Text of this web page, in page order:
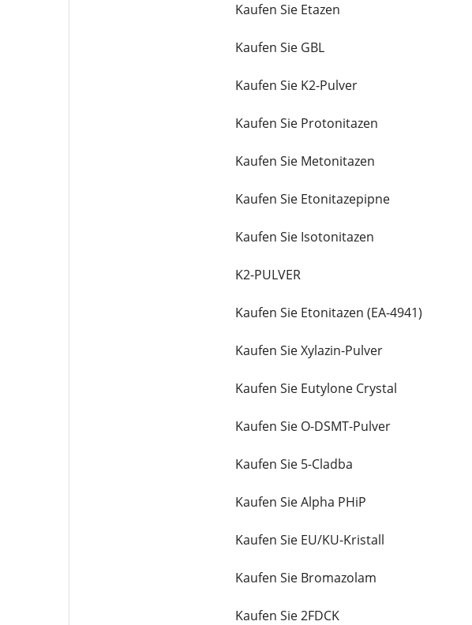
Kaufen Sie Etazen
Kaufen Sie GBL
Kaufen Sie K2-Pulver
Kaufen Sie Protonitazen
Kaufen Sie Metonitazen
Kaufen Sie Etonitazepipne
Kaufen Sie Isotonitazen
K2-PULVER
Kaufen Sie Etonitazen (EA-4941)
Kaufen Sie Xylazin-Pulver
Kaufen Sie Eutylone Crystal
Kaufen Sie O-DSMT-Pulver
Kaufen Sie 5-Cladba
Kaufen Sie Alpha PHiP
Kaufen Sie EU/KU-Kristall
Kaufen Sie Bromazolam
Kaufen Sie 2FDCK